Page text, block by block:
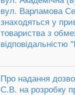
вул. Варламова
знаходяться у
товариства з
Про надання
С.В. на розробку